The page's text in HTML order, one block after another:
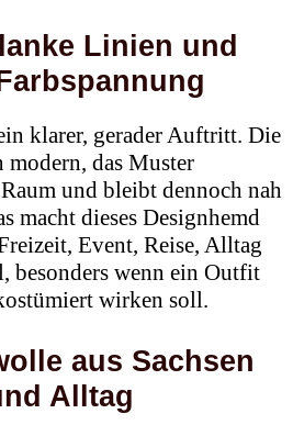
Linien und
klarer, gerader Auftritt. Die
das Muster
und bleibt dennoch nah
macht dieses Designhemd
Event, Reise, Alltag
besonders wenn ein Outfit
wirken soll.
aus Sachsen
Alltag